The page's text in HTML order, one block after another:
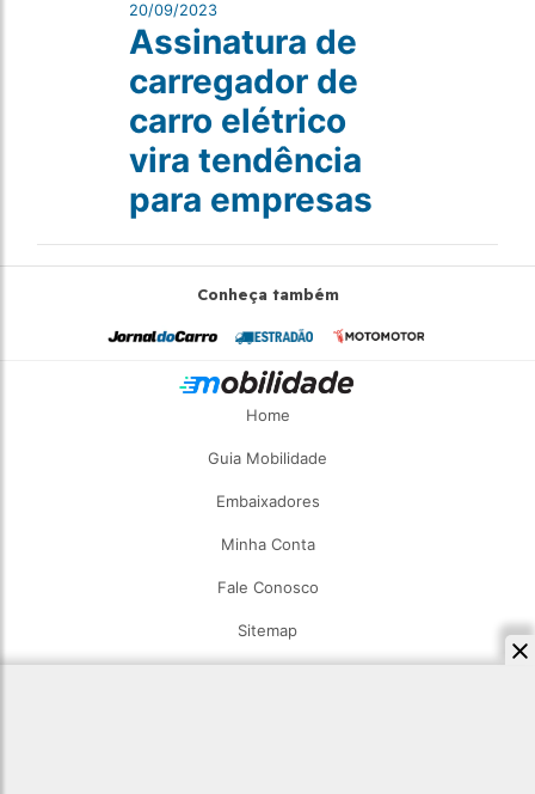
20/09/2023
Assinatura de
carregador de
carro elétrico
vira tendência
para empresas
Conheça também
Home
Guia Mobilidade
Embaixadores
Minha Conta
Fale Conosco
Sitemap